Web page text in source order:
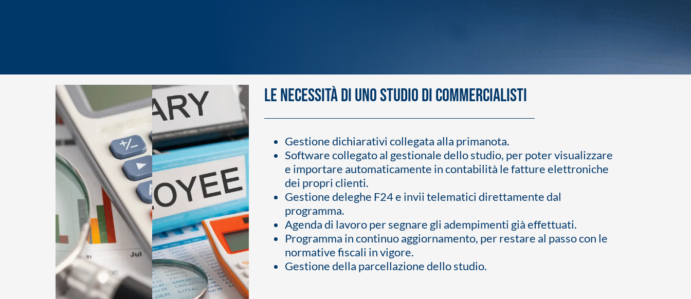
Le necessità di uno Studio di Commercialisti
Gestione dichiarativi collegata alla primanota.
Software collegato al gestionale dello studio, per poter visualizzare
e importare automaticamente in contabilità le fatture elettroniche
dei propri clienti.
Gestione deleghe F24 e invii telematici direttamente dal
programma.
Agenda di lavoro per segnare gli adempimenti già effettuati.
Programma in continuo aggiornamento, per restare al passo con le
normative fiscali in vigore.
Gestione della parcellazione dello studio.